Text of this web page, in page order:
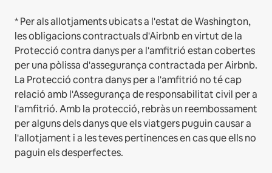
* Per als allotjaments ubicats a l'estat de Washington,
les obligacions contractuals d'Airbnb en virtut de la
Protecció contra danys per a l'amfitrió estan cobertes
per una pòlissa d'assegurança contractada per Airbnb.
La Protecció contra danys per a l'amfitrió no té cap
relació amb l'Assegurança de responsabilitat civil per a
l'amfitrió. Amb la protecció, rebràs un reembossament
per alguns dels danys que els viatgers puguin causar a
l'allotjament i a les teves pertinences en cas que ells no
paguin els desperfectes.